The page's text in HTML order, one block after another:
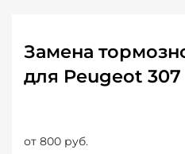
Замена
для Peugeot 307
от 800 руб.